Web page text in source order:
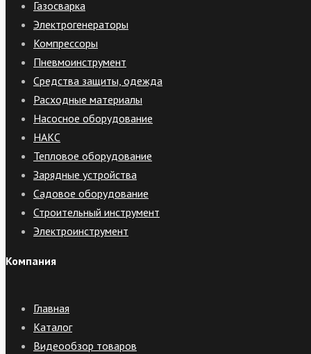
Газосварка
Электрогенераторы
Компрессоры
Пневмоинструмент
Средства защиты, одежда
Расходные материалы
Насосное оборудование
НАКС
Тепловое оборудование
Зарядные устройства
Садовое оборудование
Строительный инструмент
Электроинструмент
Компания
Главная
Каталог
Видеообзор товаров